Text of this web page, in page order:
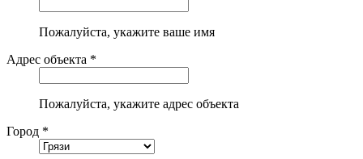
Пожалуйста, укажите ваше имя
Адрес объекта *
Пожалуйста, укажите адрес объекта
Город *